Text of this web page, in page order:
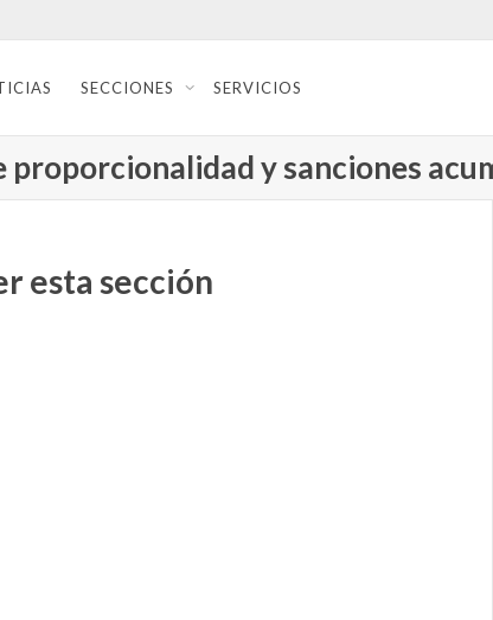
SECCIONES SERVICIOS
proporcionalidad y sanciones
esta sección